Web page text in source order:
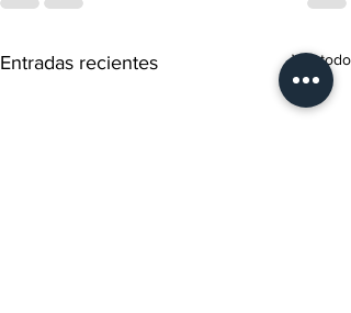
Entradas recientes Ver todo